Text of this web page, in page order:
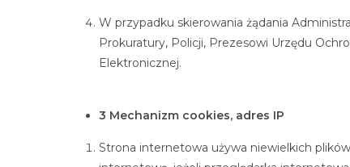
W przypadku skierowania żądania
Prokuratury, Policji, Prezesowi Urzędu
Elektronicznej.
3 Mechanizm cookies, adres IP
Strona internetowa używa niewielkich